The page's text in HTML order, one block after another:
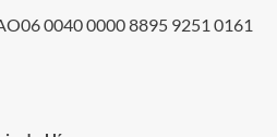
0040 0000 8895 9251 0161